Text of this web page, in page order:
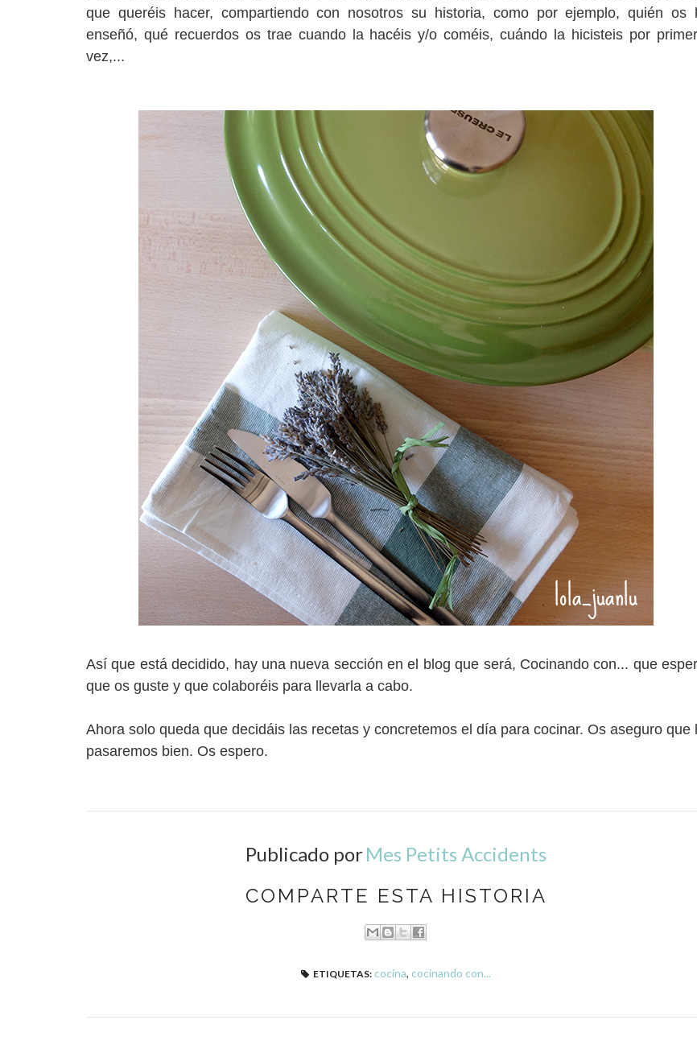
que queréis hacer, compartiendo con nosotros su historia, como por ejemplo, quién os
enseñó, qué recuerdos os trae cuando la hacéis y/o coméis, cuándo la hicisteis por
vez,...
Así que está decidido, hay una nueva sección en el blog que será, Cocinando con... que
que os guste y que colaboréis para llevarla a cabo.
Ahora solo queda que decidáis las recetas y concretemos el día para cocinar. Os aseguro que
pasaremos bien. Os espero.
Publicado porMes Petits Accidents
COMPARTE ESTA HISTORIA
ETIQUETAS: cocina, cocinando con...